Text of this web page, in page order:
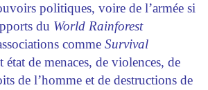
politiques, voire de l’armée si
du World Rainforest
comme Survival
état de menaces, de violences, de
de l’homme et de destructions de